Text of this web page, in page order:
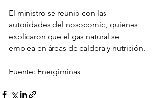
El ministro se reunió con las
autoridades del nosocomio, quienes
explicaron que el gas natural se
emplea en áreas de caldera y nutrición.
Fuente: Energiminas